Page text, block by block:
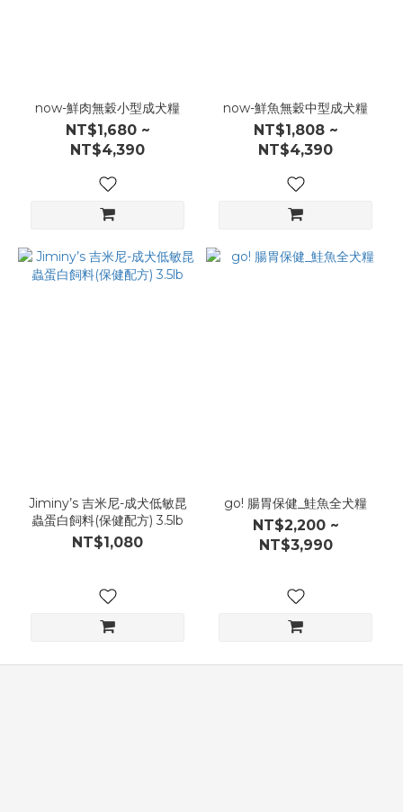
now-鮮肉無穀小型成犬糧
NT$1,680 ~
NT$4,390
now-鮮魚無穀中型成犬糧
NT$1,808 ~
NT$4,390
Jiminy’s 吉米尼-成犬低敏昆
蟲蛋白飼料(保健配方) 3.5lb
NT$1,080
go! 腸胃保健_鮭魚全犬糧
NT$2,200 ~
NT$3,990